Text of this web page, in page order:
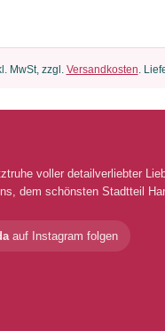
MwSt, zzgl. Versandkosten.
voller detailverliebter
dem schönsten Stadtteil
auf Instagram folgen